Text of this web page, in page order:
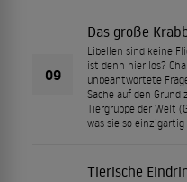
09
Das große
Libellen sind keine
ist denn hier los?
unbeantwortete
Sache auf den Grund
Tiergruppe der Welt
was sie so einzigartig
Tierische